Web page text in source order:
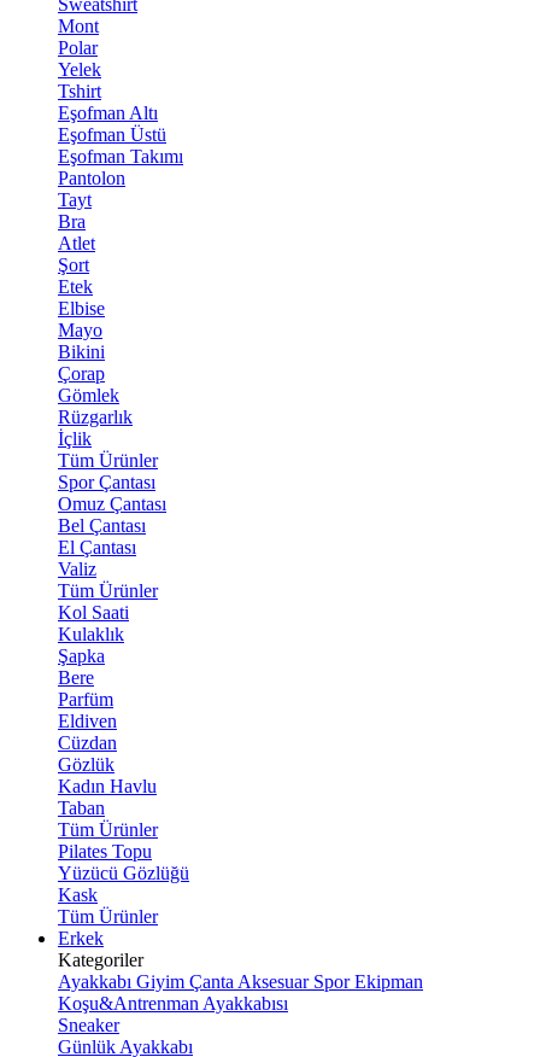
Sweatshirt
Mont
Polar
Yelek
Tshirt
Eşofman Altı
Eşofman Üstü
Eşofman Takımı
Pantolon
Tayt
Bra
Atlet
Şort
Etek
Elbise
Mayo
Bikini
Çorap
Gömlek
Rüzgarlık
İçlik
Tüm Ürünler
Spor Çantası
Omuz Çantası
Bel Çantası
El Çantası
Valiz
Tüm Ürünler
Kol Saati
Kulaklık
Şapka
Bere
Parfüm
Eldiven
Cüzdan
Gözlük
Kadın Havlu
Taban
Tüm Ürünler
Pilates Topu
Yüzücü Gözlüğü
Kask
Tüm Ürünler
Erkek
Kategoriler
Ayakkabı Giyim Çanta Aksesuar Spor Ekipman
Koşu&Antrenman Ayakkabısı
Sneaker
Günlük Ayakkabı